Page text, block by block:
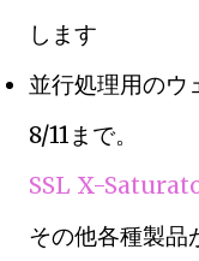
します
並行処理用のウ
8/11まで。
SSL X-
その他各種製品